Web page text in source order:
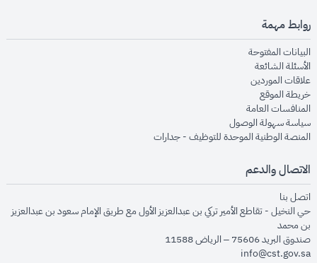
روابط مهمة
البيانات المفتوحةopens in new window
الأسئلة الشائعةopens in new window
علاقات الموردينopens in new window
خريطة الموقعopens in new window
المنافسات العامةopens in new window
سياسة سهولة الوصولopens in new window
المنصة الوطنية الموحدة للتوظيف - جداراتopens in new window
الاتصال والدعم
اتصل بنا
حي النخيل - تقاطع الأمير تركي بن عبدالعزيز الأول مع طريق الإمام سعود بن عبدالعزيز
بن محمد
صندوق البريد 75606 – الرياض 11588
info@cst.gov.sa